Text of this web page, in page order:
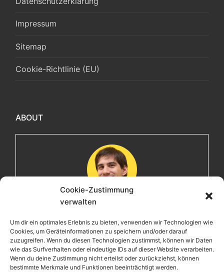
Cookie-Zustimmung
verwalten
Um dir ein optimales Erlebnis zu bieten, verwenden wir Technologien wie
Cookies, um Geräteinformationen zu speichern und/oder darauf
zuzugreifen. Wenn du diesen Technologien zustimmst, können wir Daten
wie das Surfverhalten oder eindeutige IDs auf dieser Website verarbeiten.
Wenn du deine Zustimmung nicht erteilst oder zurückziehst, können
bestimmte Merkmale und Funktionen beeinträchtigt werden.
Impressum
Sitemap
Cookie-Richtlinie (EU)
ABOUT
Herzlich willkommen! Ich bin Max, ein Informatiker mit
über 15 Jahren Berufserfahrung. Hier teile ich meine
Leidenschaften, Erlebnisse und Perspektiven. Ich lade
dich ein, gemeinsam mit mir auf eine Entdeckungsreise